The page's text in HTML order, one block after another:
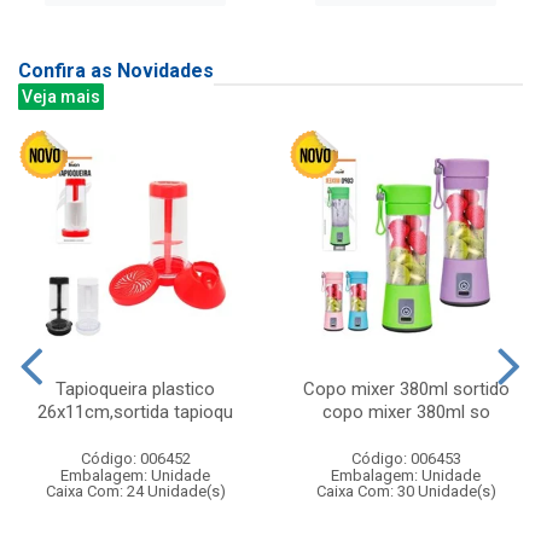
Confira as Novidades
Veja mais
Tapioqueira plastico
26x11cm,sortida tapioqu
Código: 006452
Embalagem: Unidade
Caixa Com: 24 Unidade(s)
Copo mixer 380ml sortido
copo mixer 380ml so
Código: 006453
Embalagem: Unidade
Caixa Com: 30 Unidade(s)